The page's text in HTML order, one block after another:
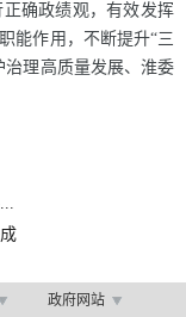
确政绩观，有效发挥
能作用，不断提升“三
治理高质量发展、淮委
政府网站